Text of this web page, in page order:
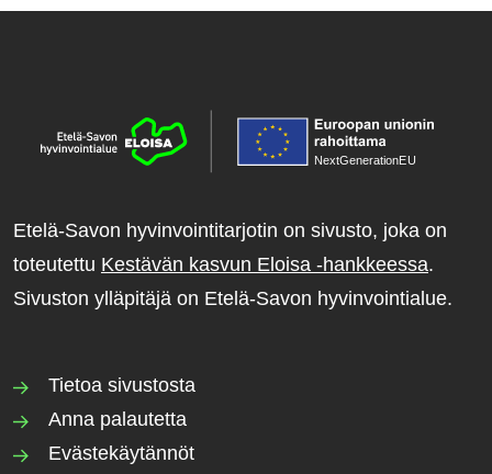
NextGenerationEU
Etelä-Savon hyvinvointitarjotin on sivusto, joka on
toteutettu Kestävän kasvun Eloisa -hankkeessa.
Sivuston ylläpitäjä on Etelä-Savon hyvinvointialue.
Tietoa sivustosta
Anna palautetta
Evästekäytännöt